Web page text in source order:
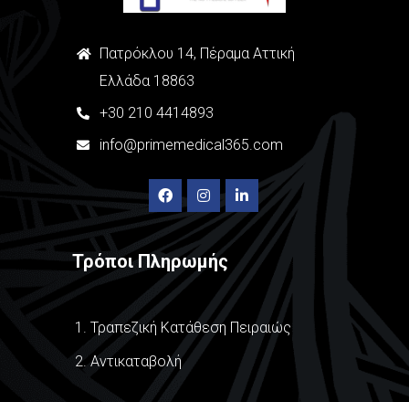
Πατρόκλου 14, Πέραμα Αττική
Ελλάδα 18863
+30 210 4414893
info@primemedical365.com
Τρόποι Πληρωμής
Τραπεζική Κατάθεση Πειραιώς
Αντικαταβολή